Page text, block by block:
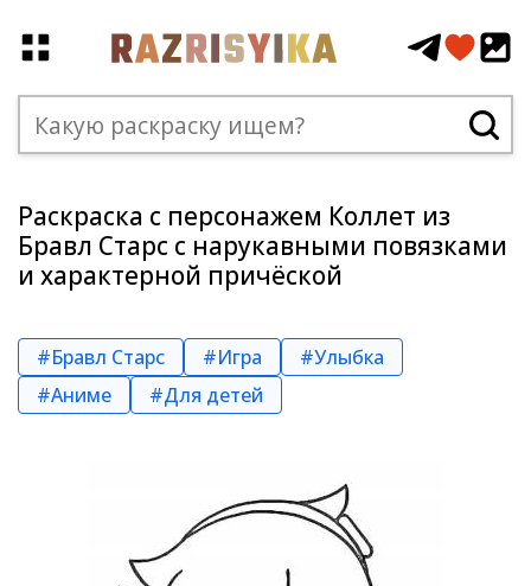
Раскраска с персонажем Коллет из
Бравл Старс с нарукавными повязками
и характерной причёской
#Бравл Старс #Игра
#Улыбка
#Аниме
#Для детей